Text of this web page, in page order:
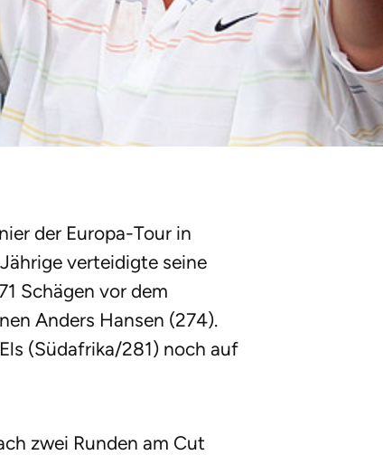
der Europa-Tour in
verteidigte seine
Schägen vor dem
Anders Hansen (274).
(Südafrika/281) noch auf
zwei Runden am Cut